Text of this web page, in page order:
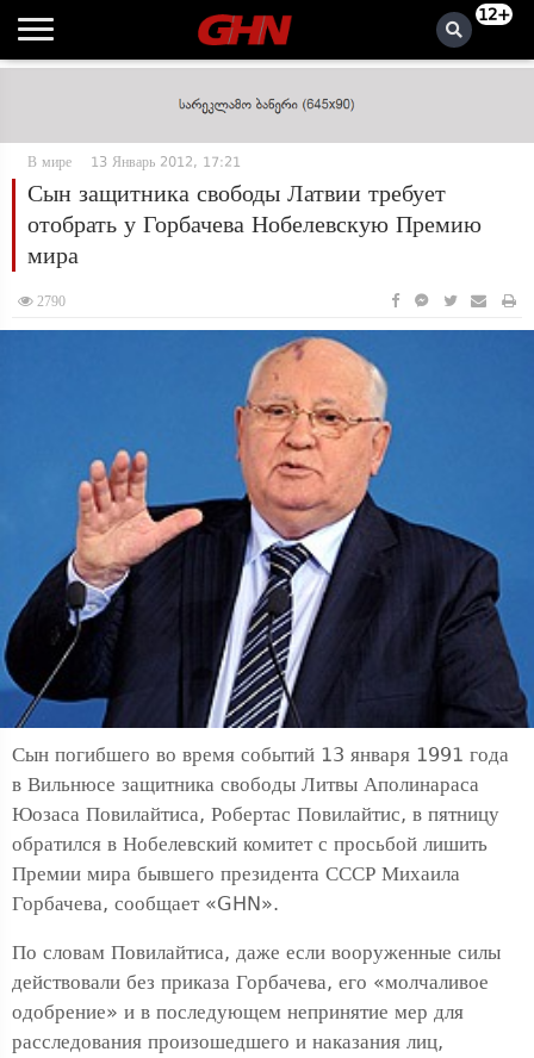
12+
В мире 13 Январь 2012, 17:21
Сын защитника свободы Латвии требует
отобрать у Горбачева Нобелевскую Премию
мира
2790
Сын погибшего во время событий 13 января 1991 года
в Вильнюсе защитника свободы Литвы Аполинараса
Юозаса Повилайтиса, Робертас Повилайтис, в пятницу
обратился в Нобелевский комитет с просьбой лишить
Премии мира бывшего президента СССР Михаила
Горбачева, сообщает «GHN».
По словам Повилайтиса, даже если вооруженные силы
действовали без приказа Горбачева, его «молчаливое
одобрение» и в последующем непринятие мер для
расследования произошедшего и наказания лиц,